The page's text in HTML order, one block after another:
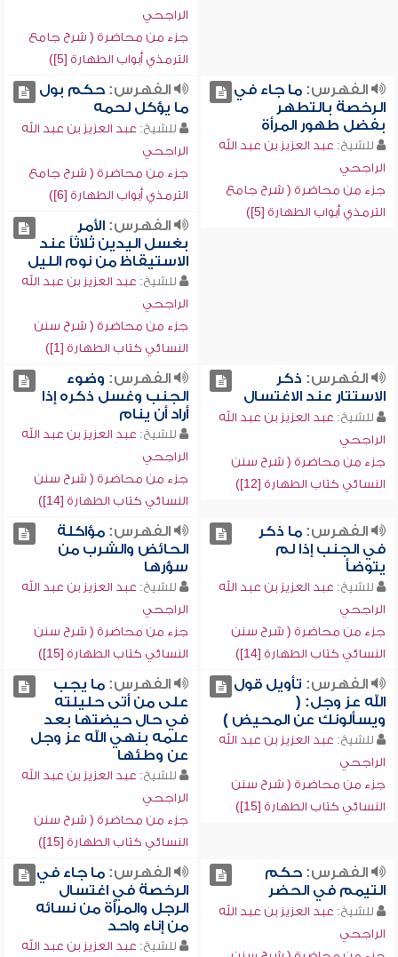
الراجحي
جزء من محاضرة ( شرح جامع
الترمذي أبواب الطهارة [5])
الفهرس:ما جاء في
الرخصة بالتطهر
بفضل طهور المرأة
للشيخ: عبد العزيز بن عبد الله
الراجحي
جزء من محاضرة ( شرح جامع
الترمذي أبواب الطهارة [5])
الفهرس:حكم بول
ما يؤكل لحمه
للشيخ: عبد العزيز بن عبد الله
الراجحي
جزء من محاضرة ( شرح جامع
الترمذي أبواب الطهارة [6])
الفهرس:الأمر
بغسل اليدين ثلاثاً عند
الاستيقاظ من نوم الليل
للشيخ: عبد العزيز بن عبد الله
الراجحي
جزء من محاضرة ( شرح سنن
النسائي كتاب الطهارة [1])
الفهرس: ذكر
الاستتار عند الاغتسال
للشيخ: عبد العزيز بن عبد الله
الراجحي
جزء من محاضرة ( شرح سنن
النسائي كتاب الطهارة [12])
الفهرس: وضوء
الجنب وغسل ذكره إذا
أراد أن ينام
للشيخ: عبد العزيز بن عبد الله
الراجحي
جزء من محاضرة ( شرح سنن
النسائي كتاب الطهارة [14])
الفهرس:ما ذكر
في الجنب إذا لم
يتوضأ
للشيخ: عبد العزيز بن عبد الله
الراجحي
جزء من محاضرة ( شرح سنن
النسائي كتاب الطهارة [14])
الفهرس:مؤاكلة
الحائض والشرب من
سؤرها
للشيخ: عبد العزيز بن عبد الله
الراجحي
جزء من محاضرة ( شرح سنن
النسائي كتاب الطهارة [15])
الفهرس: تأويل قول
الله عز وجل: (
ويسألونك عن المحيض )
للشيخ: عبد العزيز بن عبد الله
الراجحي
جزء من محاضرة ( شرح سنن
النسائي كتاب الطهارة [15])
الفهرس:ما يجب
على من أتى حليلته
في حال حيضتها بعد
علمه بنهي الله عز وجل
عن وطئها
للشيخ: عبد العزيز بن عبد الله
الراجحي
جزء من محاضرة ( شرح سنن
النسائي كتاب الطهارة [15])
الفهرس:حكم
التيمم في الحضر
للشيخ: عبد العزيز بن عبد الله
الراجحي
الفهرس:ما جاء في
الرخصة في اغتسال
الرجل والمرأة من نسائه
من إناء واحد
للشيخ: عبد العزيز بن عبد الله